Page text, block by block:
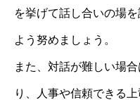
を挙げて話し合いの場
よう努めましょう。
また、対話が難しい場
り、人事や信頼できる